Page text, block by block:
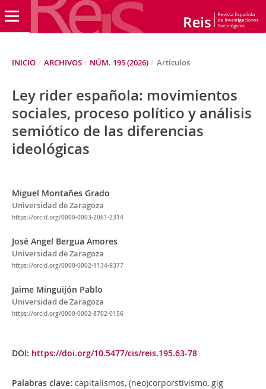
INICIO / ARCHIVOS / NÚM. 195 (2026) / Artículos
Ley rider española: movimientos
sociales, proceso político y análisis
semiótico de las diferencias
ideológicas
Miguel Montañes Grado
Universidad de Zaragoza
https://orcid.org/0000-0003-2061-2314
José Angel Bergua Amores
Universidad de Zaragoza
https://orcid.org/0000-0002-1134-9377
Jaime Minguijón Pablo
Universidad de Zaragoza
https://orcid.org/0000-0002-8702-0156
DOI: https://doi.org/10.5477/cis/reis.195.63-78
Palabras clave: capitalismos, (neo)corporstivismo, gig